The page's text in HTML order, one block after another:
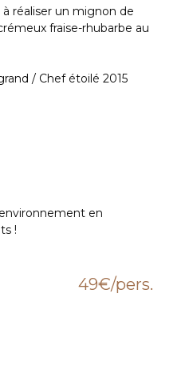
réaliser un mignon de
fraise-rhubarbe au
/ Chef étoilé 2015
en
!
49€/pers.